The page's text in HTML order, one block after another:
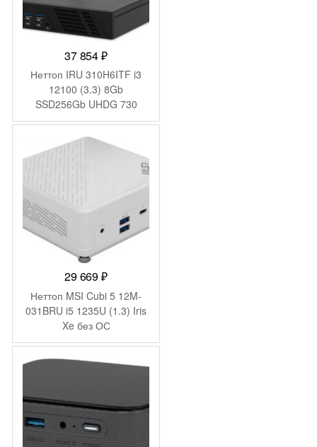
37 854₽
Неттоп IRU 310H6ITF i3
12100 (3.3) 8Gb
SSD256Gb UHDG 730
Windows 11 Pro GbitEth
WiFi BT 90W черный
(2031363)
29 669₽
Неттоп MSI Cubi 5 12M-
031BRU i5 1235U (1.3) Iris
Xe без ОС
2.5xGbitEth+1xGbitEth WiFi